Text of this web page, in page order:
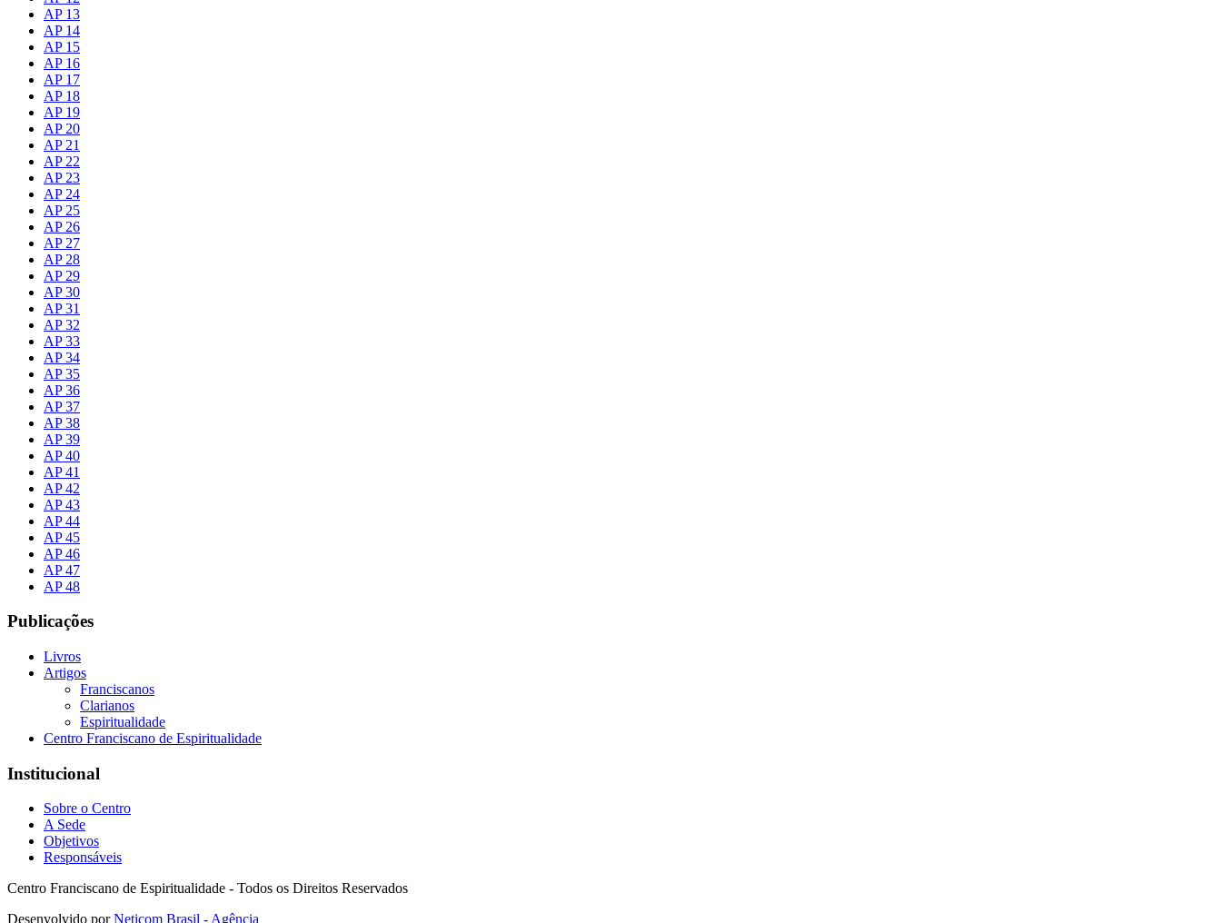
AP 13
AP 14
AP 15
AP 16
AP 17
AP 18
AP 19
AP 20
AP 21
AP 22
AP 23
AP 24
AP 25
AP 26
AP 27
AP 28
AP 29
AP 30
AP 31
AP 32
AP 33
AP 34
AP 35
AP 36
AP 37
AP 38
AP 39
AP 40
AP 41
AP 42
AP 43
AP 44
AP 45
AP 46
AP 47
AP 48
Publicações
Livros
Artigos
Franciscanos
Clarianos
Espiritualidade
Centro Franciscano de Espiritualidade
Institucional
Sobre o Centro
A Sede
Objetivos
Responsáveis
Centro Franciscano de Espiritualidade - Todos os Direitos Reservados
Desenvolvido porNeticom Brasil - Agência